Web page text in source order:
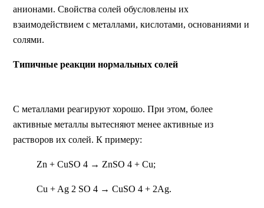
анионами. Свойства солей обусловлены их
взаимодействием с металлами, кислотами, основаниями и
солями.
Типичные реакции нормальных солей
С металлами реагируют хорошо. При этом, более
активные металлы вытесняют менее активные из
растворов их солей. К примеру:
Zn + CuSO 4 → ZnSO 4 + Cu;
Cu + Ag 2 SO 4 → CuSO 4 + 2Ag.